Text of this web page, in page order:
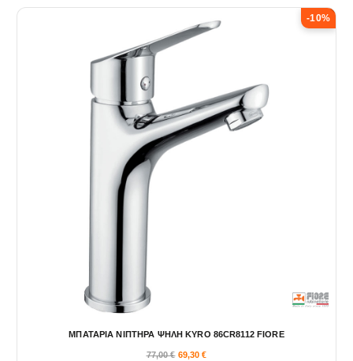
-10%
ΜΠΑΤΑΡΙΑ ΝΙΠΤΗΡΑ ΨΗΛΗ KYRO 86CR8112 FIORE
77,00€ 69,30€